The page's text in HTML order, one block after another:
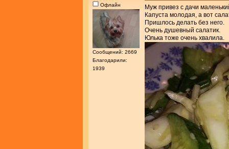
Офлайн
Сообщений: 2669
Благодарили:
1939
Муж привез с дачи
Капуста молодая, а вот
Пришлось делать без него.
Очень душевный салатик.
Юлька тоже очень хвалила.